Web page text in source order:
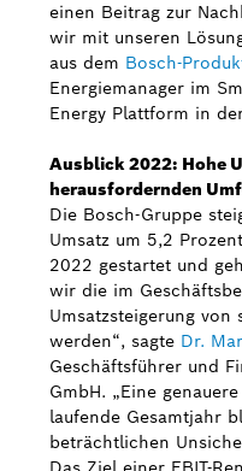
einen Beitrag zur
wir mit unseren
aus dem Bosch-
Energiemanager im
Energy Plattform in
Ausblick 2022: Hohe
herausfordernden
Die Bosch-Gruppe
Umsatz um 5,2
2022 gestartet und
wir die im
Umsatzsteigerung
werden“, sagte Dr.
Geschäftsführer und
GmbH. „Eine
laufende Gesamtjahr
beträchtlichen